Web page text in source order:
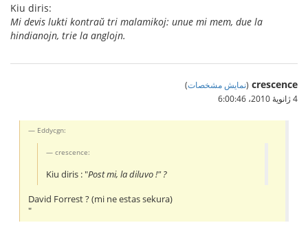
Kiu diris:
Mi devis lukti kontraŭ tri malamikoj: unue mi mem, due la
hindianojn, trie la anglojn.
crescence
(نمایش مشخصات)
4 ژانویهٔ 2010،‏ 6:00:46
Eddycgn:
crescence:
Kiu diris : "Post mi, la diluvo !" ?
David Forrest ? (mi ne estas sekura)
"